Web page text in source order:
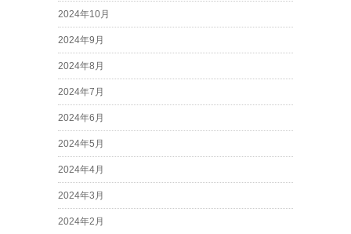
2024年10月
2024年9月
2024年8月
2024年7月
2024年6月
2024年5月
2024年4月
2024年3月
2024年2月